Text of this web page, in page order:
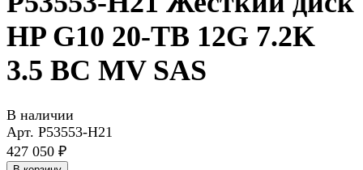
HP G10 20-TB 12G 7.2K
3.5 BC MV SAS
В наличии
Арт. P53553-H21
427 050 ₽